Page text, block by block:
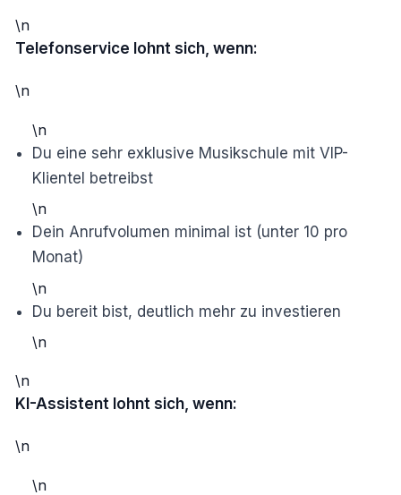
\n
Telefonservice lohnt sich, wenn:
\n
\n
Du eine sehr exklusive Musikschule mit VIP-
Klientel betreibst
\n
Dein Anrufvolumen minimal ist (unter 10 pro
Monat)
\n
Du bereit bist, deutlich mehr zu investieren
\n
\n
KI-Assistent lohnt sich, wenn:
\n
\n